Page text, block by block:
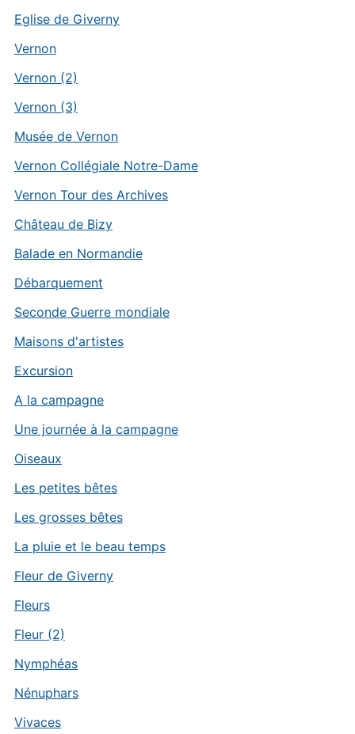
Eglise de Giverny
Vernon
Vernon (2)
Vernon (3)
Musée de Vernon
Vernon Collégiale Notre-Dame
Vernon Tour des Archives
Château de Bizy
Balade en Normandie
Débarquement
Seconde Guerre mondiale
Maisons d'artistes
Excursion
A la campagne
Une journée à la campagne
Oiseaux
Les petites bêtes
Les grosses bêtes
La pluie et le beau temps
Fleur de Giverny
Fleurs
Fleur (2)
Nymphéas
Nénuphars
Vivaces